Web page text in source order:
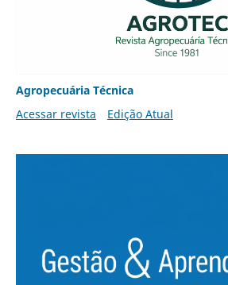
Agropecuária Técnica
Acessar revista
Edição Atual